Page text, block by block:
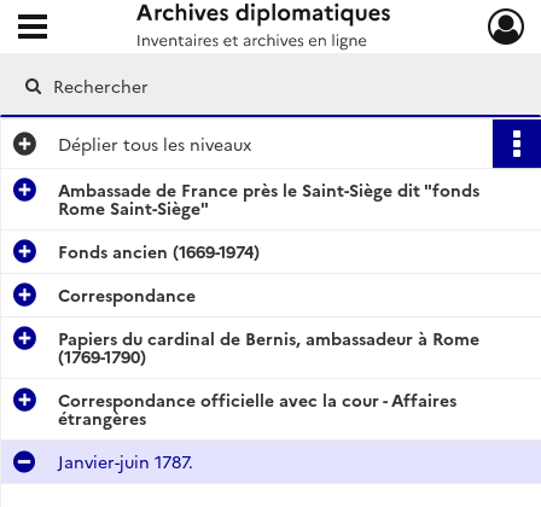
Archives diplomatiques
Ouvrir le menu déroulant
Déplier tous les niveaux
Ambassade de France près le Saint-Siège dit "fonds
Rome Saint-Siège"
Fonds ancien (1669-1974)
Correspondance
Papiers du cardinal de Bernis, ambassadeur à Rome
(1769-1790)
Correspondance officielle avec la cour - Affaires
étrangères
Janvier-juin 1787.